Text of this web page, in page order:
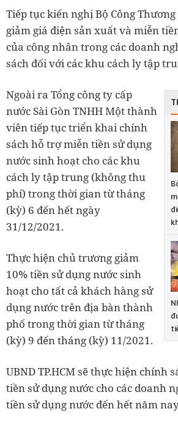
Tiếp tục kiến nghị Bộ Công
giảm giá điện sản xuất và miễn
của công nhân trong các doanh
sách đối với các khu cách ly tập
Ngoài ra Tổng công ty cấp
nước Sài Gòn TNHH Một thành
viên tiếp tục triển khai chính
sách hỗ trợ miễn tiền sử dụng
nước sinh hoạt cho các khu
cách ly tập trung (không thu
phí) trong thời gian từ tháng
(kỳ) 6 đến hết ngày
31/12/2021.
Thực hiện chủ trương giảm
10% tiền sử dụng nước sinh
hoạt cho tất cả khách hàng sử
dụng nước trên địa bàn thành
phố trong thời gian từ tháng
(kỳ) 9 đến tháng (kỳ) 11/2021.
UBND TP.HCM sẽ thực hiện chính
tiền sử dụng nước cho các doanh
tiền sử dụng nước đến hết năm